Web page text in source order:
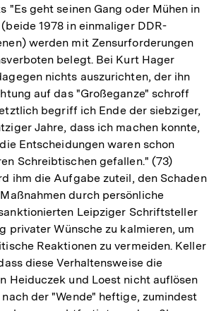
"Es geht seinen Gang oder Mühen in
1978 in einmaliger DDR-
werden mit Zensurforderungen
belegt. Bei Kurt Hager
nichts auszurichten, der ihn
auf das "Großeganze" schroff
begriff ich Ende der siebziger,
Jahre, dass ich machen konnte,
Entscheidungen waren schon
Schreibtischen gefallen." (73)
ihm die Aufgabe zuteil, den Schaden
durch persönliche
Leipziger Schriftsteller
privater Wünsche zu kalmieren, um
Reaktionen zu vermeiden. Keller
diese Verhaltensweise die
Heiduczek und Loest nicht auflösen
der "Wende" heftige, zumindest